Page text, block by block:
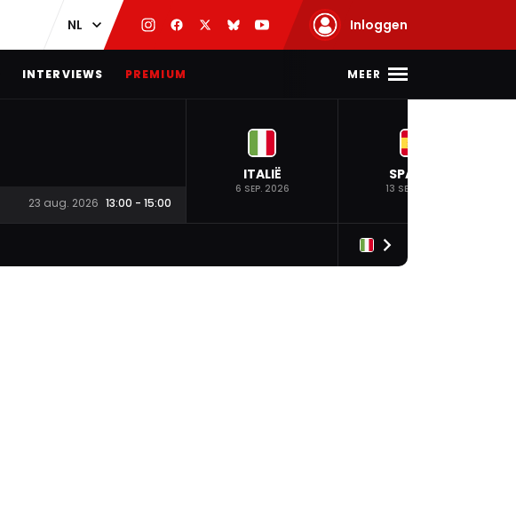
Inloggen
INTERVIEWS PREMIUM MEER
23 aug. 2026 13:00 - 15:00
ITALIË
6 SEP. 2026
SPANJE
13 SEP. 2026